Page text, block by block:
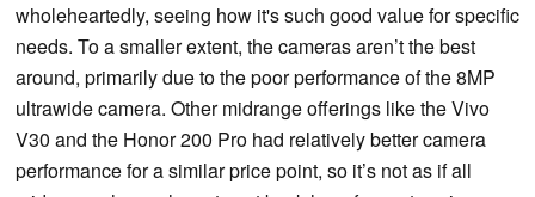
wholeheartedly, seeing how it's such good value for specific
needs. To a smaller extent, the cameras aren’t the best
around, primarily due to the poor performance of the 8MP
ultrawide camera. Other midrange offerings like the Vivo
V30 and the Honor 200 Pro had relatively better camera
performance for a similar price point, so it’s not as if all